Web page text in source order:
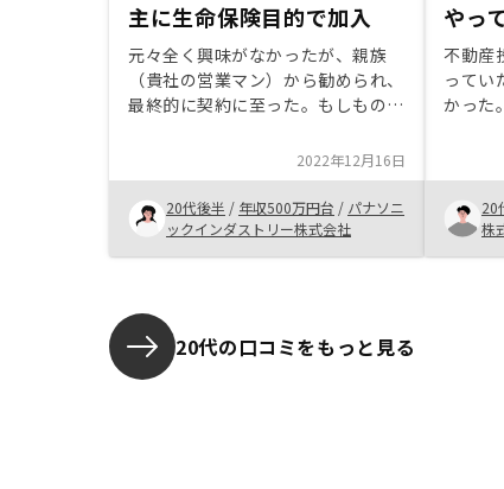
主に生命保険目的で加入
元々全く興味がなかったが、親族
（貴社の営業マン）から勧められ、
最終的に契約に至った。もしもの場
きる点に魅力を感じ、主に生命保険
目的で加入した。さらに老後の年金
対策にもなることにも魅力を感じ、
今回契約することにした。面談をし
た当初は正直長期間に渡るローン返
感じていたが、親族である営業マン
の人柄や熱意、真摯な対応にも後押
しされ、不安を全て払拭したうえ
2022年12月16日
20代後半 / 年収500万円台 / パナソニ
ックインダストリー株式会社
やっ
不動産
ってい
かった
は信
何度も
答が
納得の
を信頼
20
株
20代の口コミをもっと見る